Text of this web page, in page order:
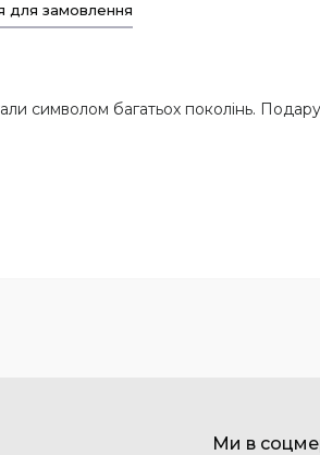
для замовлення
символом багатьох поколінь.
Ми в